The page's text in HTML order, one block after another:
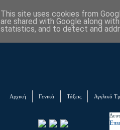
Αρχική Γενικά Τάξεις Αγγλικό
This site uses cookies from
are shared with Google along
statistics, and to detect and